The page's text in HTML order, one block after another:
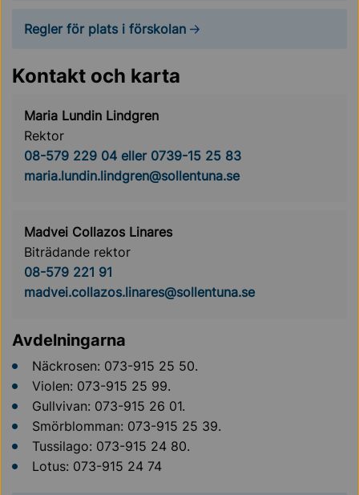
Regler för plats i förskolan
Kontakt och karta
Maria Lundin Lindgren
Rektor
08-579 229 04 eller 0739-15 25 83
maria.lundin.lindgren@sollentuna.se
Madvei Collazos Linares
Biträdande rektor
08-579 221 91
madvei.collazos.linares@sollentuna.se
Avdelningarna
Näckrosen: 073-915 25 50.
Violen: 073-915 25 99.
Gullvivan: 073-915 26 01.
Smörblomman: 073-915 25 39.
Tussilago: 073-915 24 80.
Lotus: 073-915 24 74